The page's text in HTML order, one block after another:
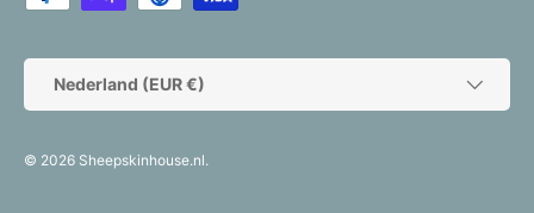
Nederland (EUR €)
© 2026 Sheepskinhouse.nl.